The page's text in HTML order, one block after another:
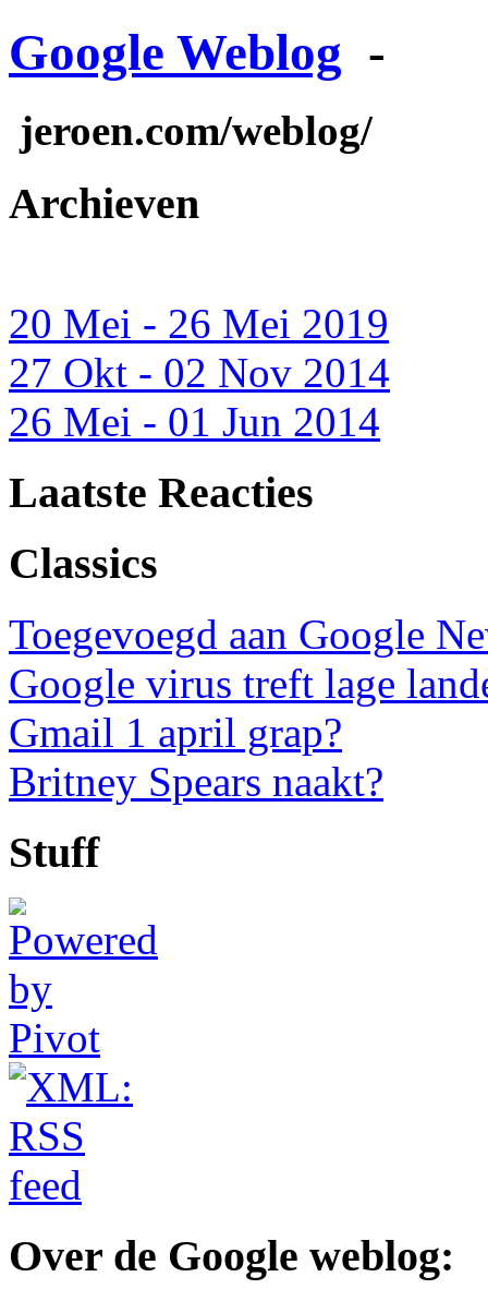
Google Weblog -
jeroen.com/weblog/
Archieven
20 Mei - 26 Mei 2019
27 Okt - 02 Nov 2014
26 Mei - 01 Jun 2014
Laatste Reacties
Classics
Toegevoegd aan Google
Google virus treft lage
Gmail 1 april grap?
Britney Spears naakt?
Stuff
Over de Google weblog: